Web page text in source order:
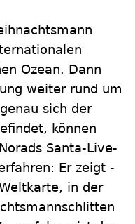
Ozean. Dann
weiter rund um
sich der
können
Santa-Live-
Er zeigt -
in der